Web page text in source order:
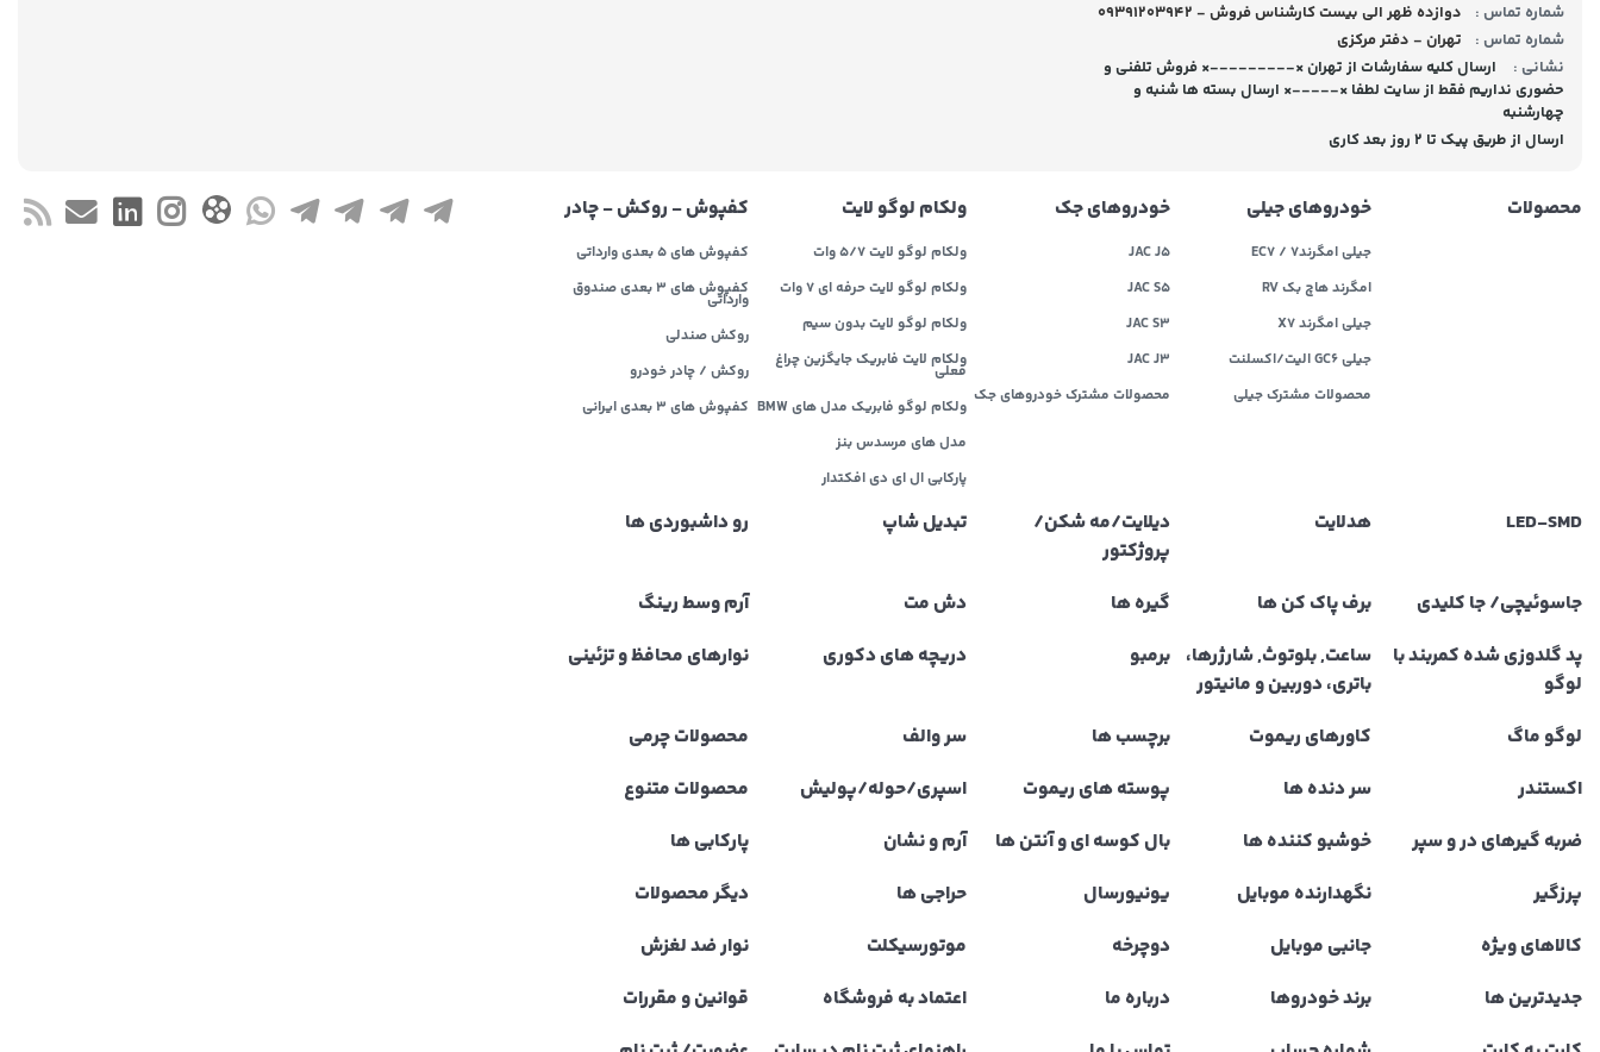
شماره تماس :
09391203942 - دوازده ظهر الی بیست کارشناس فروش
شماره تماس :
تهران - دفتر مرکزی
نشانی :
ارسال کلیه سفارشات از تهران ×---------× فروش تلفنی و
حضوری نداریم فقط از سایت لطفا ×-----× ارسال بسته ها شنبه و
چهارشنبه
ارسال از طریق پیک تا ۲ روز بعد کاری
محصولات خودروهای جیلی
جیلی امگرند۷ / EC7
امگرند هاچ بک RV
جیلی امگرند X7
جیلی GC6 الیت/اکسلنت
محصولات مشترک جیلی
خودروهای جک
JAC J5
JAC S5
JAC S3
JAC J3
محصولات مشترک خودروهای جک
ولکام لوگو لایت
ولکام لوگو لایت 5/7 وات
ولکام لوگو لایت حرفه ای 7 وات
ولکام لوگو لایت بدون سیم
ولکام لایت فابریک جایگزین چراغ
فعلی
ولکام لوگو فابریک مدل های BMW
مدل های مرسدس بنز
پارکابی ال ای دی افکتدار
کفپوش - روکش - چادر
کفپوش های 5 بعدی وارداتی
کفپوش های 3 بعدی صندوق
وارداتی
روکش صندلی
روکش / چادر خودرو
کفپوش های ۳ بعدی ایرانی
LED‌-SMD هدلایت
دیلایت/مه شکن/
پروژکتور
تبدیل شاپ رو داشبوردی ها
جاسوئیچی/ جا کلیدی برف پاک کن ها گیره ها دش مت
آرم وسط رینگ
پد گلدوزی شده کمربند با
لوگو
ساعت, بلوتوث, شارژرها،
باتری، دوربین و مانیتور
برمبو دریچه های دکوری نوارهای محافظ و تزئینی
لوگو ماگ کاورهای ریموت برچسب ها سر والف
محصولات چرمی
اکستندر
سر دنده ها پوسته های ریموت اسپری/حوله/پولیش
محصولات متنوع
ضربه گیرهای در و سپر
خوشبو کننده ها بال کوسه ای و آنتن ها آرم و نشان
پارکابی ها
پرزگیر
نگهدارنده موبایل یونیورسال حراجی ها
دیگر محصولات
کالاهای ویژه
جانبی موبایل دوچرخه موتورسیکلت
نوار ضد لغزش
جدیدترین ها
برند خودروها درباره ما اعتماد به فروشگاه
قوانین و مقررات